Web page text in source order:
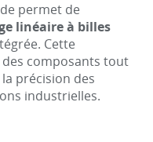
permet de
linéaire à billes
Cette
composants tout
précision des
industrielles.